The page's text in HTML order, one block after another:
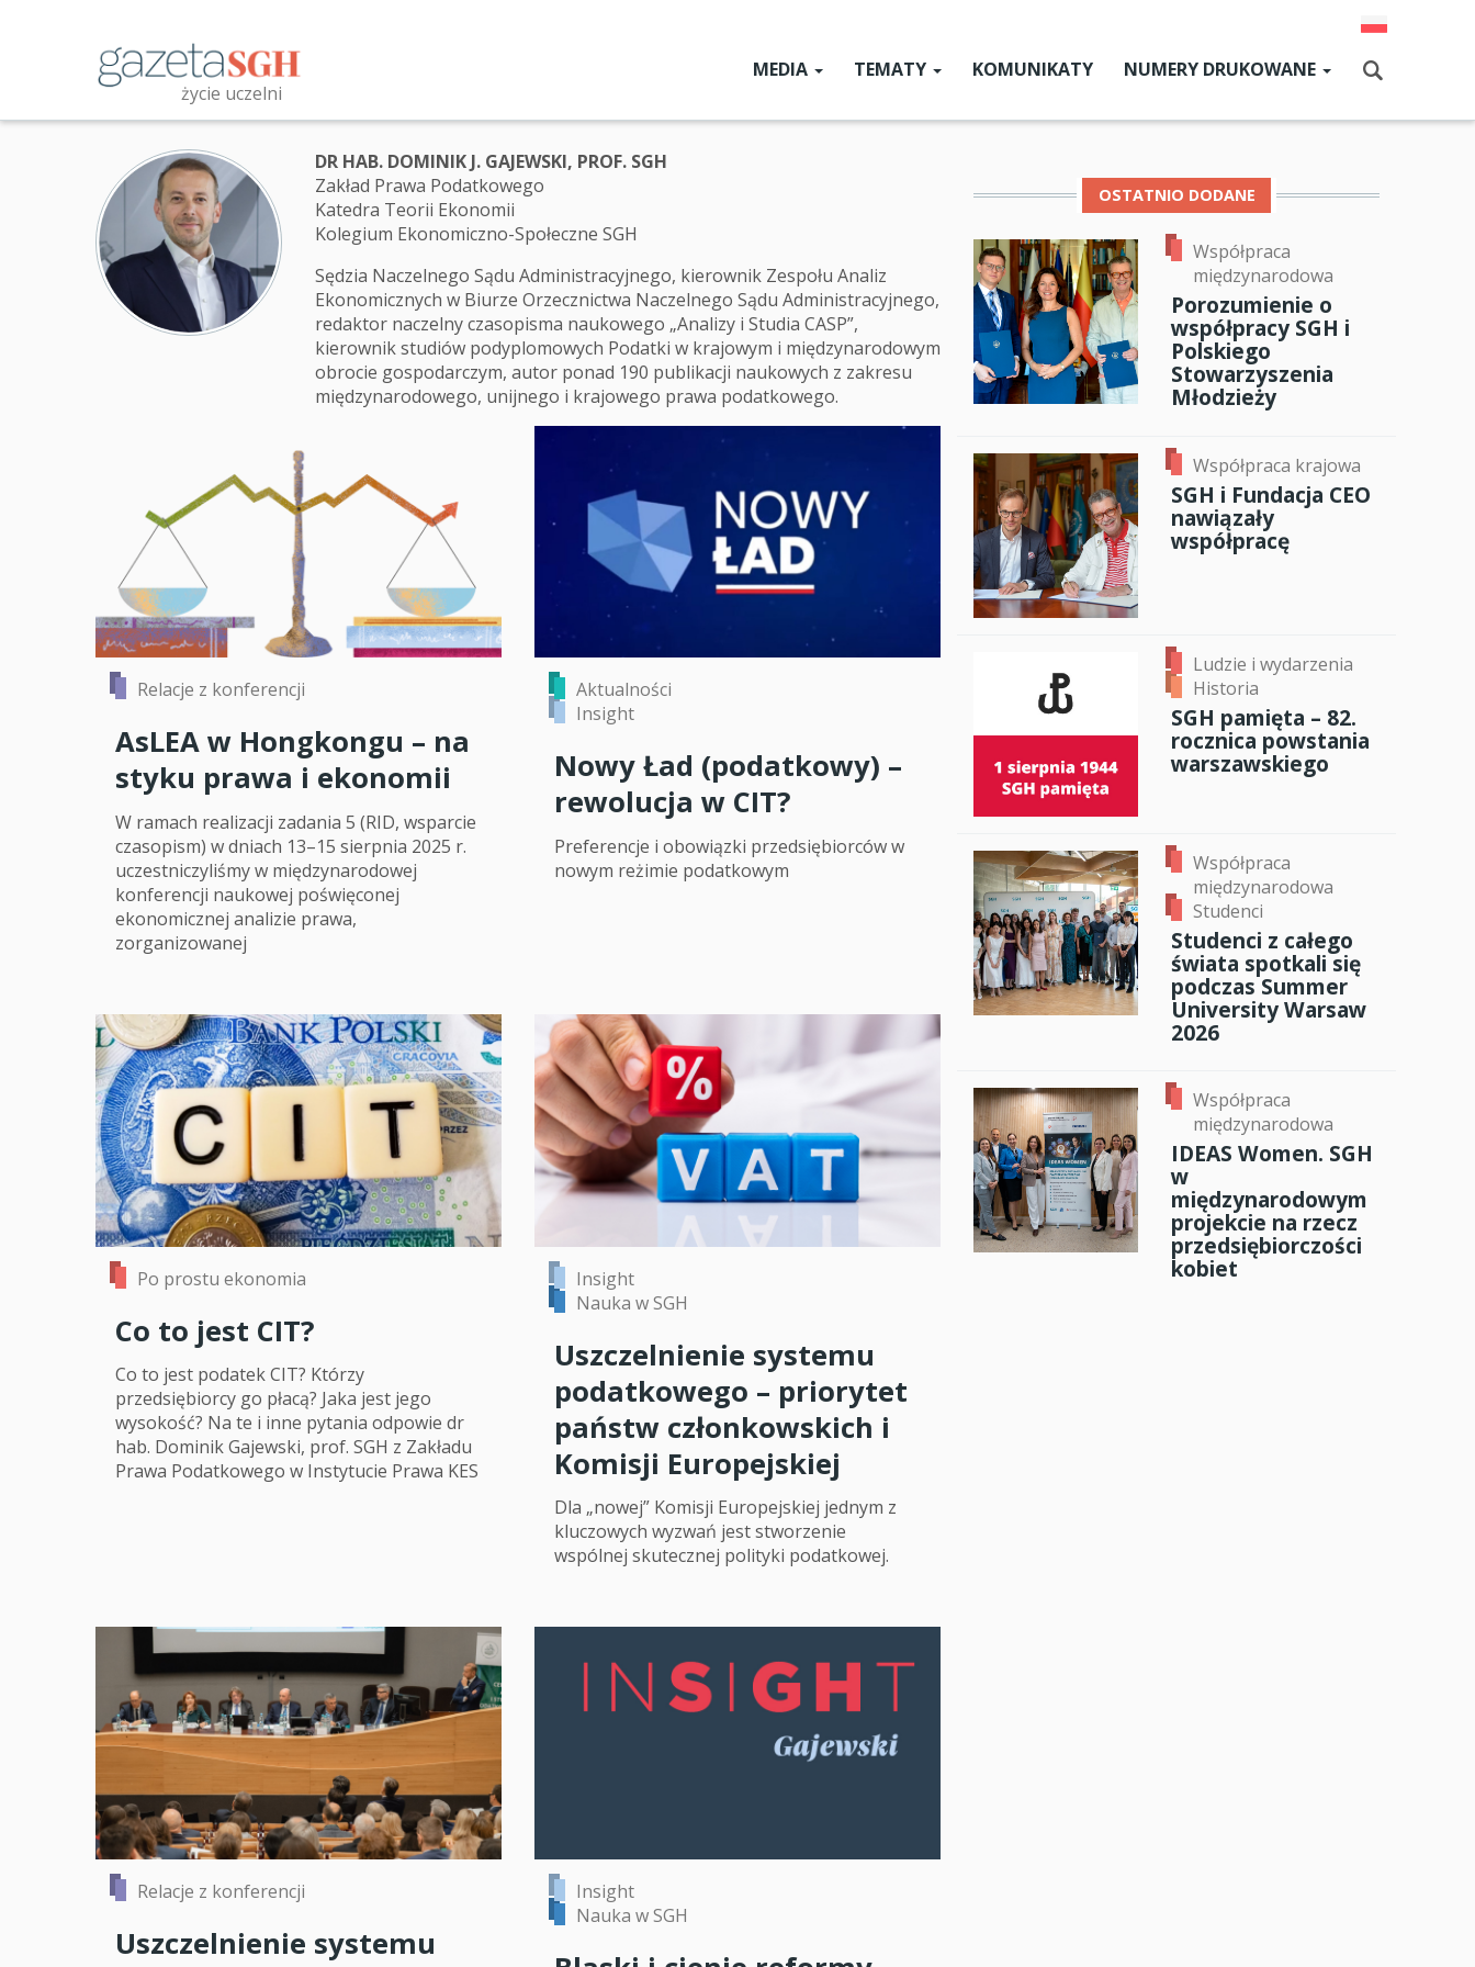
życie uczelni
Main
menu
MEDIA
SGcHat
TEMATY
Aktualności
Z gabinetów władz SGH
Relacje z konferencji
Forum Ekonomiczne
Czwartkowe Forum SGH
Po prostu ekonomia
Ludzie i wydarzenia
Studenci i doktoranci
Współpraca międzynarodowa
Współpraca z otoczeniem
KOMUNIKATY NUMERY DRUKOWANE
Aktualny numer
Przeszukaj witrynę
DR HAB. DOMINIK J. GAJEWSKI, PROF. SGH
Zakład Prawa Podatkowego
Katedra Teorii Ekonomii
Kolegium Ekonomiczno-Społeczne SGH
Sędzia Naczelnego Sądu Administracyjnego, kierownik Zespołu Analiz
Ekonomicznych w Biurze Orzecznictwa Naczelnego Sądu Administracyjnego,
redaktor naczelny czasopisma naukowego „Analizy i Studia CASP”,
kierownik studiów podyplomowych Podatki w krajowym i międzynarodowym
obrocie gospodarczym, autor ponad 190 publikacji naukowych z zakresu
międzynarodowego, unijnego i krajowego prawa podatkowego.
Relacje z konferencji
AsLEA w Hongkongu – na
styku prawa i ekonomii
W ramach realizacji zadania 5 (RID, wsparcie
czasopism) w dniach 13–15 sierpnia 2025 r.
uczestniczyliśmy w międzynarodowej
konferencji naukowej poświęconej
ekonomicznej analizie prawa,
zorganizowanej
Aktualności
Insight
Nowy Ład (podatkowy) –
rewolucja w CIT?
Preferencje i obowiązki przedsiębiorców w
nowym reżimie podatkowym
Po prostu ekonomia
Co to jest CIT?
Co to jest podatek CIT? Którzy
przedsiębiorcy go płacą? Jaka jest jego
wysokość? Na te i inne pytania odpowie dr
hab. Dominik Gajewski, prof. SGH z Zakładu
Prawa Podatkowego w Instytucie Prawa KES
Insight
Nauka w SGH
Uszczelnienie systemu
podatkowego – priorytet
państw członkowskich i
Komisji Europejskiej
Dla „nowej” Komisji Europejskiej jednym z
kluczowych wyzwań jest stworzenie
wspólnej skutecznej polityki podatkowej.
Relacje z konferencji
Uszczelnienie systemu
Insight
Nauka w SGH
OSTATNIO DODANE
Współpraca
międzynarodowa
Porozumienie o
współpracy SGH i
Polskiego
Stowarzyszenia
Młodzieży
Współpraca krajowa
SGH i Fundacja CEO
nawiązały
współpracę
Ludzie i wydarzenia
Historia
SGH pamięta – 82.
rocznica powstania
warszawskiego
Współpraca
międzynarodowa
Studenci
Studenci z całego
świata spotkali się
podczas Summer
University Warsaw
2026
Współpraca
międzynarodowa
IDEAS Women. SGH
w
międzynarodowym
projekcie na rzecz
przedsiębiorczości
kobiet